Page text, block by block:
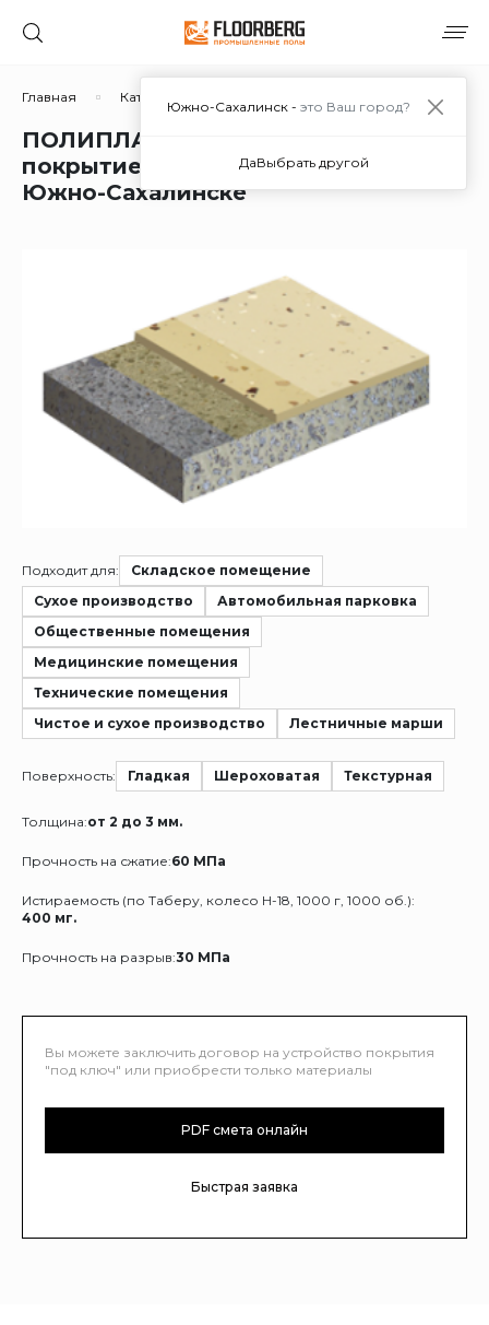
Главная Каталог решений
ПОЛИПЛАН® Наливное эпоксидное
покрытие с кварцевым песком в
Южно-Сахалинске
Подходит для:
Складское помещение
Сухое производство
Автомобильная парковка
Общественные помещения
Медицинские помещения
Технические помещения
Чистое и сухое производство
Лестничные марши
Поверхность: Гладкая Шероховатая Текстурная
Толщина:от 2 до 3 мм.
Прочность на сжатие:60 МПа
Истираемость (по Таберу, колесо Н-18, 1000 г, 1000 об.):
400 мг.
Прочность на разрыв:30 МПа
Вы можете заключить договор на устройство покрытия
"под ключ" или приобрести только материалы
PDF смета онлайн
Быстрая заявка
Южно-Сахалинск - это Ваш город?
ДаВыбрать другой